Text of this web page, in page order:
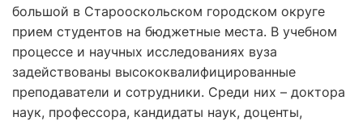
большой в Старооскольском городском округе
прием студентов на бюджетные места. В учебном
процессе и научных исследованиях вуза
задействованы высококвалифицированные
преподаватели и сотрудники. Среди них – доктора
наук, профессора, кандидаты наук, доценты,